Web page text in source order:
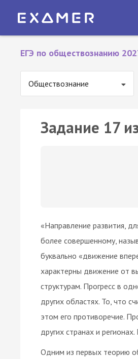
ЕГЭ по обществознанию
Обществознание
Задание 17
«Направление развития,
более совершенному,
буквально «движение
характерны движение от
структурам. Прогресс в
других областях. То, что
этом его противоречие.
других странах и
Одним из первых теорию